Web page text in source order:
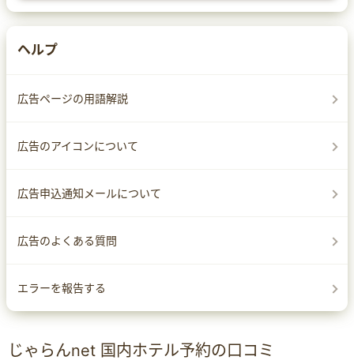
ヘルプ
広告ページの用語解説
広告のアイコンについて
広告申込通知メールについて
広告のよくある質問
エラーを報告する
じゃらんnet 国内ホテル予約の口コミ